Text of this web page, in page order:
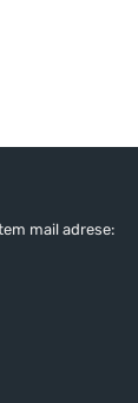
mail adrese: